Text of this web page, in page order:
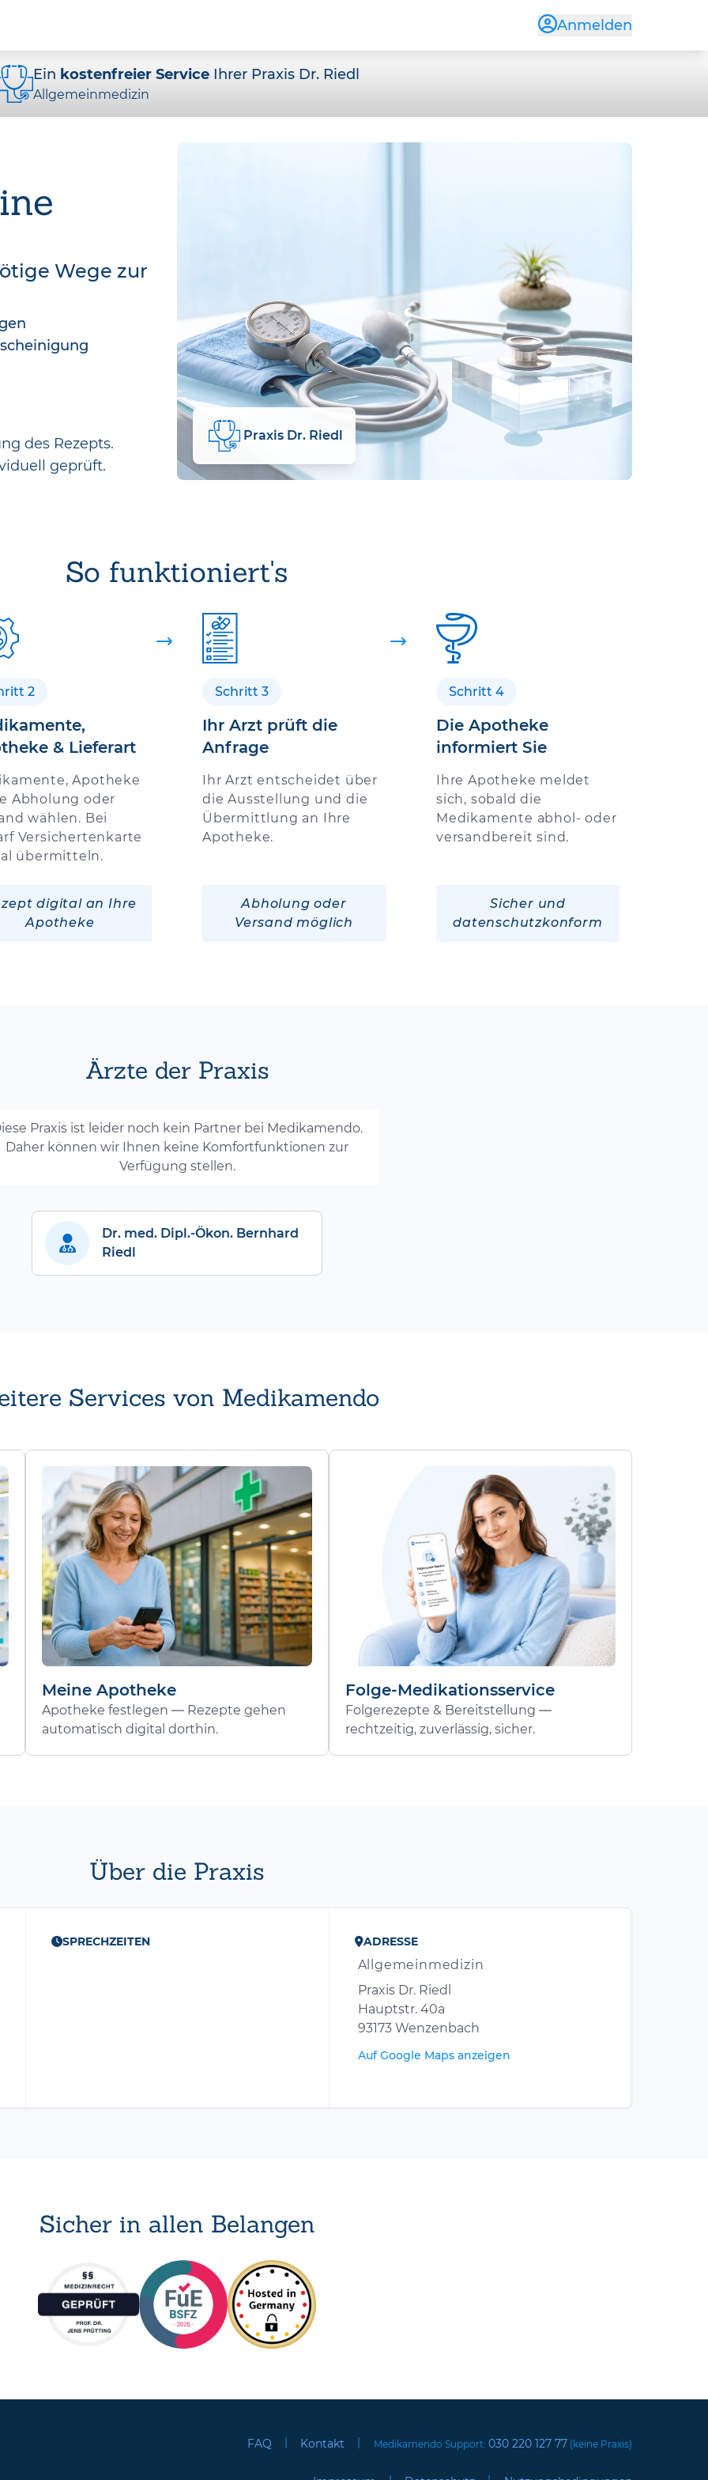
Anmelden
Ein kostenfreier ServiceIhrer Praxis Dr. Riedl
Allgemeinmedizin
Wege zur
des Rezepts.
geprüft.
Praxis Dr. Riedl
So funktioniert's
2
& Lieferart
Apotheke
Abholung oder
wählen. Bei
Versichertenkarte
übermitteln.
digital an Ihre
Apotheke
Schritt 3
Ihr Arzt prüft die
Anfrage
Ihr Arzt entscheidet über
die Ausstellung und die
Übermittlung an Ihre
Apotheke.
Abholung oder
Versand möglich
Schritt 4
Die Apotheke
informiert Sie
Ihre Apotheke meldet
sich, sobald die
Medikamente abhol- oder
versandbereit sind.
Sicher und
datenschutzkonform
Ärzte der Praxis
Praxis ist leider noch kein Partner bei Medikamendo.
Daher können wir Ihnen keine Komfortfunktionen zur
Verfügung stellen.
Dr. med. Dipl.-Ökon. Bernhard
Riedl
Services von Medikamendo
Meine Apotheke
Apotheke festlegen — Rezepte gehen
automatisch digital dorthin.
Folge-Medikationsservice
Folgerezepte & Bereitstellung —
rechtzeitig, zuverlässig, sicher.
Über die Praxis
SPRECHZEITEN ADRESSE
Allgemeinmedizin
Praxis Dr. Riedl
Hauptstr. 40a
93173 Wenzenbach
Auf Google Maps anzeigen
Sicher in allen Belangen
FAQ | Kontakt | Medikamendo Support: 030 220 127 77 (keine Praxis)